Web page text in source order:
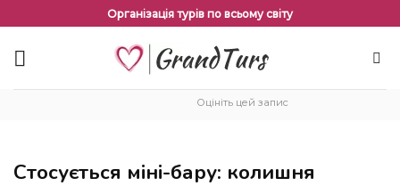
змісту
Організація турів по всьому світу
Оцініть цей запис
Стосується міні-бару: колишня